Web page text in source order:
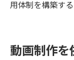
用体制を構築す
動画制作を